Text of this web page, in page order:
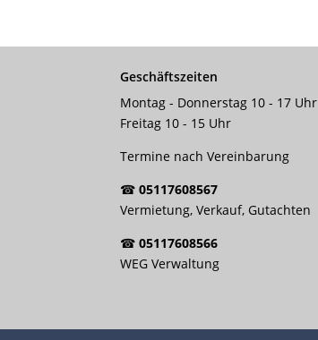
Geschäftszeiten
Montag - Donnerstag 10 - 17 Uhr
Freitag 10 - 15 Uhr
Termine nach Vereinbarung
☎05117608567
Vermietung, Verkauf, Gutachten
☎05117608566
WEG Verwaltung